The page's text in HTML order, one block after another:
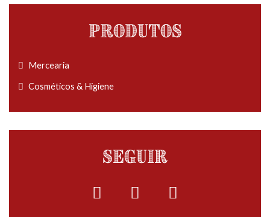
Produtos
Mercearia
Cosméticos & Higiene
Seguir